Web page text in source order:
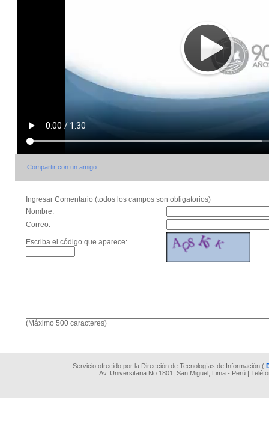
Compartir con un amigo
Ingresar Comentario (todos los campos son obligatorios)
Nombre:
Correo:
Escriba el código que aparece:
(Máximo 500 caracteres)
Servicio ofrecido por la Dirección de Tecnologías de Información (
Av. Universitaria No 1801, San Miguel, Lima - Perú |